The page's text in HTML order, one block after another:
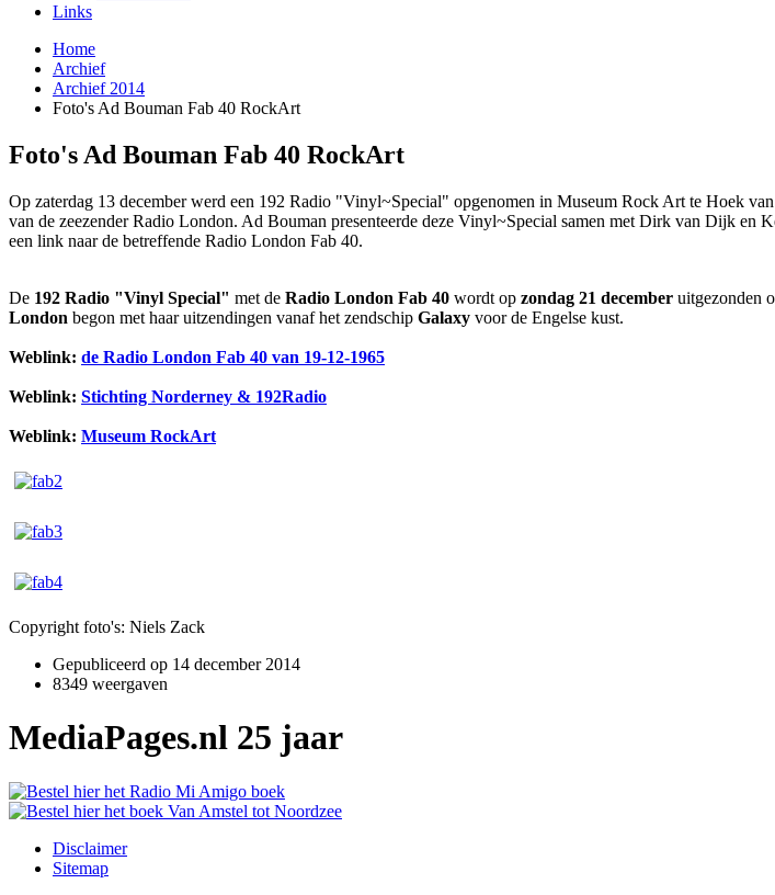
Links
Home
Archief
Archief 2014
Foto's Ad Bouman Fab 40 RockArt
Foto's Ad Bouman Fab 40 RockArt
Op zaterdag 13 december werd een 192 Radio "Vinyl~Special" opgenomen in Museum Rock Art te Hoek
van de zeezender Radio London. Ad Bouman presenteerde deze Vinyl~Special samen met Dirk van Dijk en
een link naar de betreffende Radio London Fab 40.
De 192 Radio "Vinyl Special" met de Radio London Fab 40 wordt op zondag 21 december uitgezonden
London begon met haar uitzendingen vanaf het zendschip Galaxy voor de Engelse kust.
Weblink: de Radio London Fab 40 van 19-12-1965
Weblink: Stichting Norderney & 192Radio
Weblink: Museum RockArt
Copyright foto's: Niels Zack
Gepubliceerd op 14 december 2014
8349 weergaven
MediaPages.nl 25 jaar
Disclaimer
Sitemap